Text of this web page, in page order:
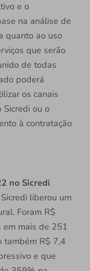
e o
na análise de
quanto ao uso
que serão
de todas
poderá
os canais
ou o
à contratação
no Sicredi
liberou um
Foram R$
mais de 251
também R$ 7,4
e que